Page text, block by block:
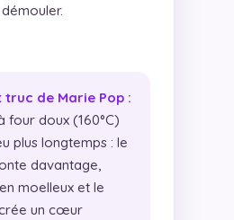
truc de Marie Pop :
four doux (160°C)
plus longtemps : le
davantage,
moelleux et le
un cœur